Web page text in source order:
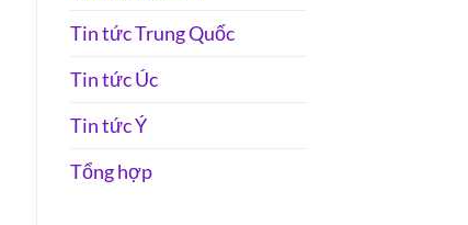
Tin tức Trung Quốc
Tin tức Úc
Tin tức Ý
Tổng hợp